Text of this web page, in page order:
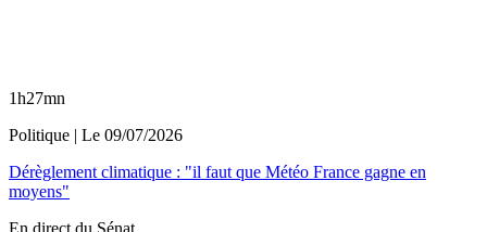
1h27mn
Politique | Le 09/07/2026
Dérèglement climatique : "il faut que Météo France gagne en
moyens"
En direct du Sénat